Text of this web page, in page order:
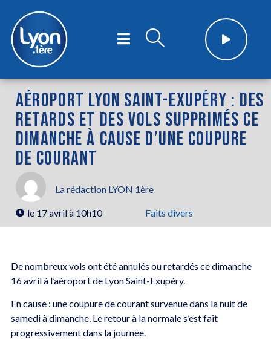
AÉROPORT LYON SAINT-EXUPÉRY : DES
RETARDS ET DES VOLS SUPPRIMÉS CE
DIMANCHE À CAUSE D’UNE COUPURE
DE COURANT
La rédaction LYON 1ère
le 17 avril à 10h10 Faits divers
De nombreux vols ont été annulés ou retardés ce dimanche
16 avril à l’aéroport de Lyon Saint-Exupéry.
En cause : une coupure de courant survenue dans la nuit de
samedi à dimanche. Le retour à la normale s’est fait
progressivement dans la journée.